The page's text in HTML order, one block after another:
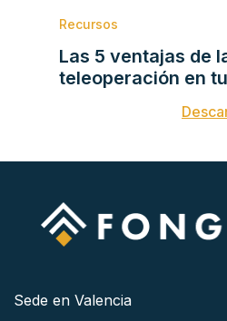
Recursos
Las 5 ventajas de
teleoperación en
Sede en Valencia